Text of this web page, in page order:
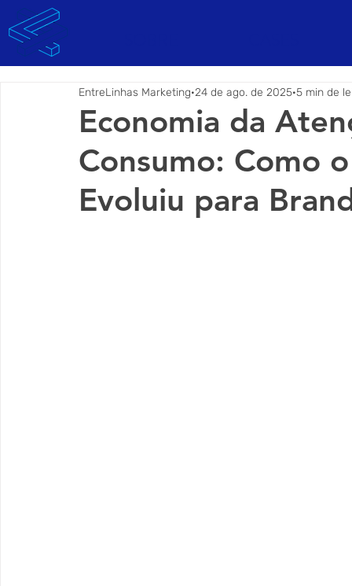
Economia da
Consumo: Como
Evoluiu para
EntreLinhas Marketing 24 de ago. de 2025 5 min de